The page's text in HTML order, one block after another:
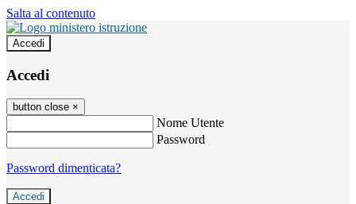
Salta al contenuto
Accedi
Accedi
button close ×
Nome Utente
Password
Password dimenticata?